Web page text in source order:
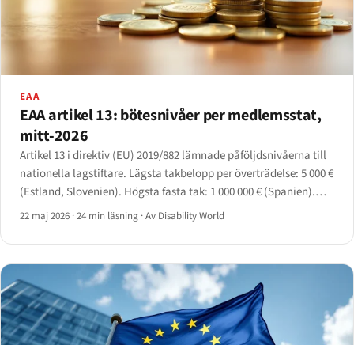
EAA
EAA artikel 13: bötesnivåer per medlemsstat,
mitt-2026
Artikel 13 i direktiv (EU) 2019/882 lämnade påföljdsnivåerna till
nationella lagstiftare. Lägsta takbelopp per överträdelse: 5 000 €
(Estland, Slovenien). Högsta fasta tak: 1 000 000 € (Spanien).
Italien knyter sitt övre skikt till 5 % av årsomsättningen.
22 maj 2026 ·24 min läsning ·Av Disability World